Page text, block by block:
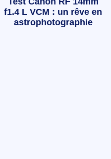
f1.4 L VCM : un rêve en
astrophotographie